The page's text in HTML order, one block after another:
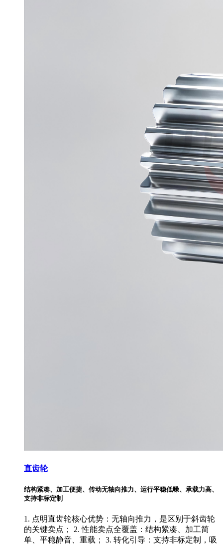
直齿轮
结构紧凑、加工便捷、传动无轴向推力、运行平稳低噪、承载力高、
支持非标定制
1. 点明直齿轮核心优势：无轴向推力，是区别于斜齿轮
的关键卖点； 2. 性能卖点全覆盖：结构紧凑、加工简
单、平稳静音、重载； 3. 转化引导：支持非标定制，吸